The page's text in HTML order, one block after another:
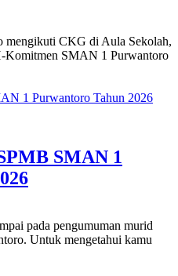
CKG di Aula Sekolah,
SMAN 1 Purwantoro
SMAN 1
pada pengumuman murid
Untuk mengetahui kamu